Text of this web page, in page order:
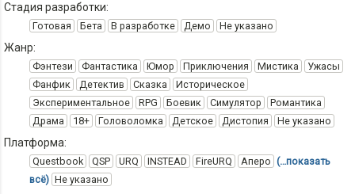
Стадия разработки:
Готовая Бета В разработке Демо Не указано
Жанр:
Фэнтези Фантастика Юмор Приключения Мистика
Ужасы
Фанфик
Детектив Сказка
Историческое
Экспериментальное
RPG Боевик Симулятор
Романтика
Драма
18+ Головоломка Детское Дистопия Не указано
Платформа:
Questbook QSP URQ INSTEAD FireURQ Аперо (…показать
всё) Не указано